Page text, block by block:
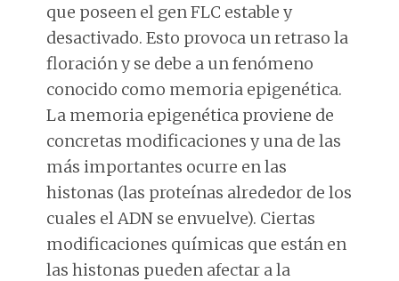
que poseen el gen FLC estable y
desactivado. Esto provoca un retraso la
floración y se debe a un fenómeno
conocido como memoria epigenética.
La memoria epigenética proviene de
concretas modificaciones y una de las
más importantes ocurre en las
histonas (las proteínas alrededor de los
cuales el ADN se envuelve). Ciertas
modificaciones químicas que están en
las histonas pueden afectar a la